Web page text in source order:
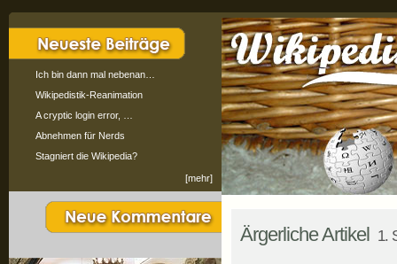
Ich bin dann mal nebenan…
Wikipedistik-Reanimation
A cryptic login error, …
Abnehmen für Nerds
Stagniert die Wikipedia?
[mehr]
Ärgerliche Artikel 1.